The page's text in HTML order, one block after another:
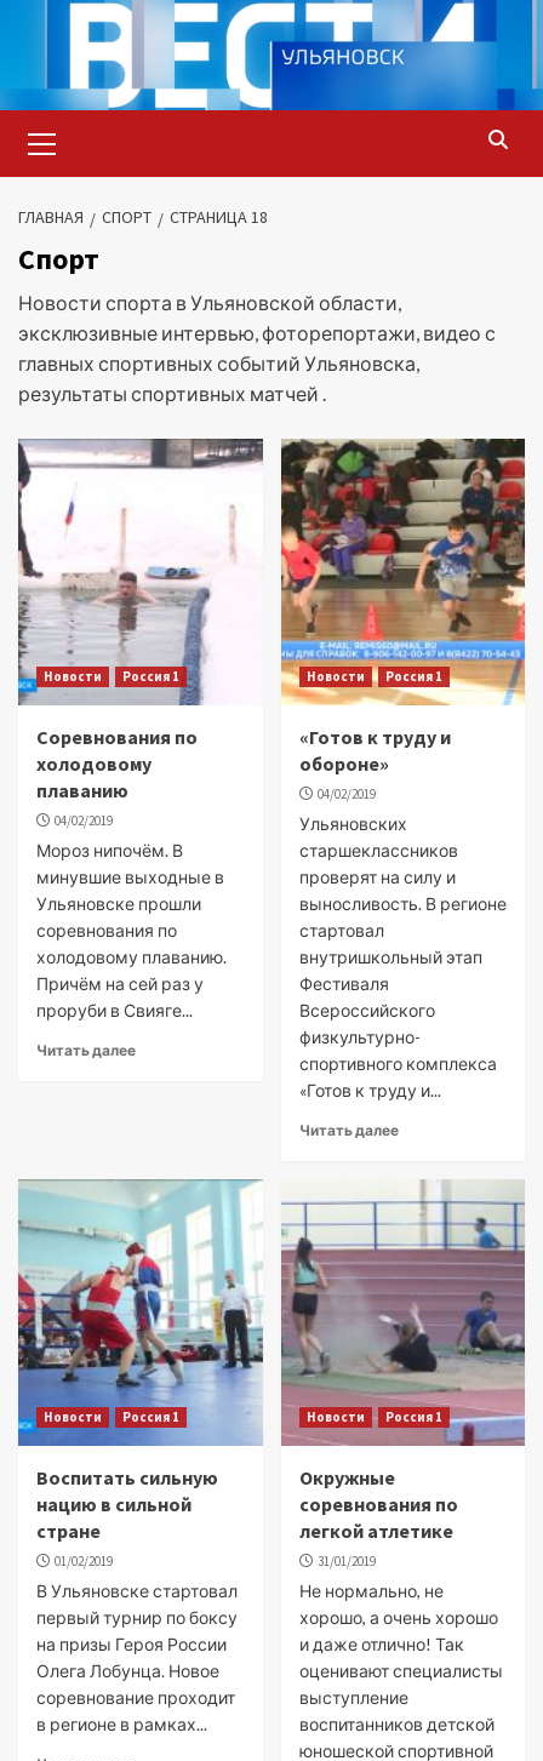
содержимому
меню
ГЛАВНАЯ СПОРТ СТРАНИЦА 18
Спорт
Новости спорта в Ульяновской области,
эксклюзивные интервью, фоторепортажи, видео с
главных спортивных событий Ульяновска,
результаты спортивных матчей .
Новости Россия 1
Соревнования по
холодовому
плаванию
04/02/2019
Мороз нипочём. В
минувшие выходные в
Ульяновске прошли
соревнования по
холодовому плаванию.
Причём на сей раз у
проруби в Свияге...
Читать далее
Новости Россия 1
«Готов к труду и
обороне»
04/02/2019
Ульяновских
старшеклассников
проверят на силу и
выносливость. В регионе
стартовал
внутришкольный этап
Фестиваля
Всероссийского
физкультурно-
спортивного комплекса
«Готов к труду и...
Читать далее
Новости Россия 1
Воспитать сильную
нацию в сильной
стране
01/02/2019
В Ульяновске стартовал
первый турнир по боксу
на призы Героя России
Олега Лобунца. Новое
соревнование проходит
в регионе в рамках...
Новости Россия 1
Окружные
соревнования по
легкой атлетике
31/01/2019
Не нормально, не
хорошо, а очень хорошо
и даже отлично! Так
оценивают специалисты
выступление
воспитанников детской
юношеской спортивной